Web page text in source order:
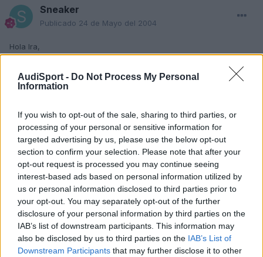
AudiSport - Do Not Process My Personal
Information
If you wish to opt-out of the sale, sharing to third parties, or
processing of your personal or sensitive information for
targeted advertising by us, please use the below opt-out
section to confirm your selection. Please note that after your
opt-out request is processed you may continue seeing
interest-based ads based on personal information utilized by
us or personal information disclosed to third parties prior to
your opt-out. You may separately opt-out of the further
disclosure of your personal information by third parties on the
IAB’s list of downstream participants. This information may
also be disclosed by us to third parties on the IAB’s List of
Downstream Participants that may further disclose it to other
Sneaker
Publicado 24 de Mayo del 2004
Hola Ira,
Con el Tema A3-Golf no te puedo ayudar, pero lo que si te puedo
decir es que yo he leido dos revistas, una comparando el A3 FSI
con el A3 TDI y yo sin pensarmelo me kedaba con el TDI (vamos
superior, todo esto acompañado por un consumo que no tiene
comparación TDI:5,4-5,5 , FSI: 7,6-7,7. En la mayoria de
comparativas el TDI es mas rapido, exceptuando cuando las
distancias son muy largas. Y la otra comparando el TDI con un
Mercedes C220 y te puedo asegurar que el AUDI no tiene nada
ke envidiarle al Mercedes.
Espero ke esto te ayude a decidirte.
Un Saludo.